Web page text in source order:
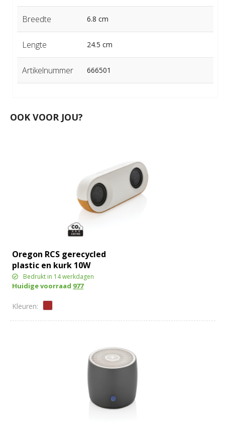
Breedte 6.8 cm
Lengte 24.5 cm
Artikelnummer 666501
OOK VOOR JOU?
Oregon RCS gerecycled
plastic en kurk 10W
speaker
Bedrukt in 14 werkdagen
Huidige voorraad 977